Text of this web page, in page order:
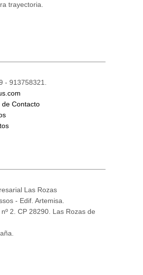
trayectoria.
- 913758321.
Contacto
Las Rozas
- Edif. Artemisa.
2. CP 28290. Las Rozas de